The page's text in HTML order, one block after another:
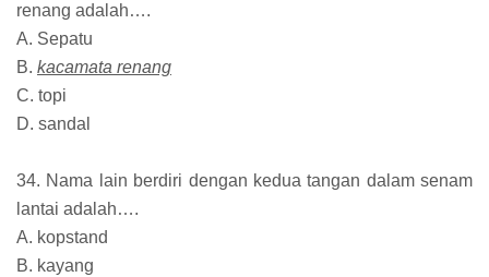
renang adalah….
A. Sepatu
B. kacamata renang
C. topi
D. sandal
34. Nama lain berdiri dengan kedua tangan dalam senam
lantai adalah….
A. kopstand
B. kayang